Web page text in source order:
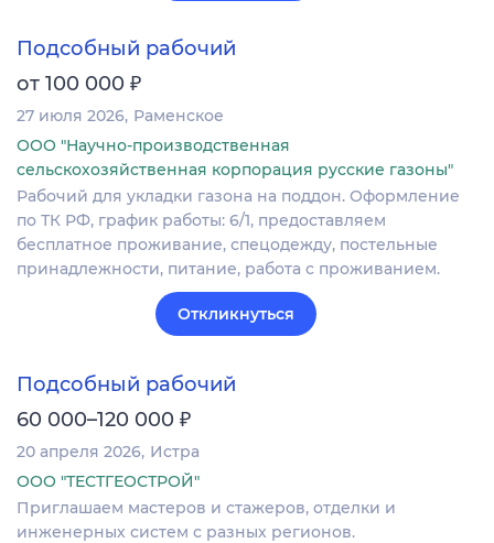
Подсобный рабочий
от 100 000 ₽
27 июля 2026 Раменское
ООО "Научно-производственная
сельскохозяйственная корпорация русские газоны"
Рабочий для укладки газона на поддон. Оформление
по ТК РФ, график работы: 6/1, предоставляем
бесплатное проживание, спецодежду, постельные
принадлежности, питание, работа с проживанием.
Откликнуться
Подсобный рабочий
60 000–120 000 ₽
20 апреля 2026 Истра
ООО "ТЕСТГЕОСТРОЙ"
Приглашаем мастеров и стажеров, отделки и
инженерных систем с разных регионов.